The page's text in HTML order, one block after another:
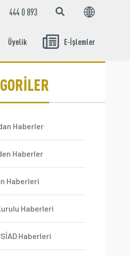
444 0 893
Üyelik E-İşlemler
Aidat Ödeme
Haberler
Haberler
Haberleri
Haberleri
Haberleri